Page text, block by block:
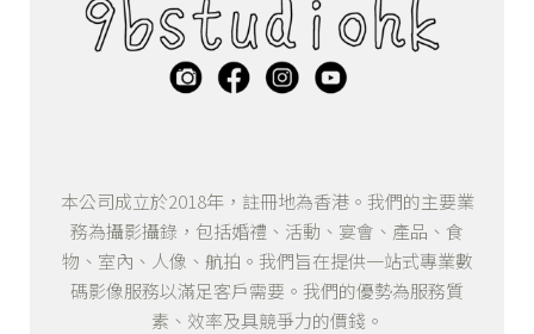
本公司成立於2018年，註冊地為香港。我們的主要業
務為攝影攝錄，包括婚禮、活動、宴會、產品、食
物、室內、人像、航拍。我們旨在提供一站式專業數
碼影像服務以滿足客戶需要。我們的優勢為服務質
素、效率及具競爭力的價錢。